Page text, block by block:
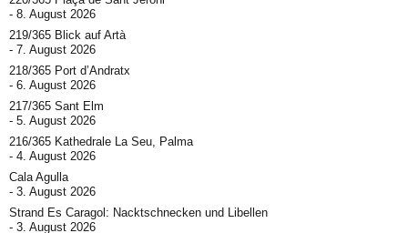
8. August 2026
219/365 Blick auf Artà
7. August 2026
218/365 Port d’Andratx
6. August 2026
217/365 Sant Elm
5. August 2026
216/365 Kathedrale La Seu, Palma
4. August 2026
Cala Agulla
3. August 2026
Strand Es Caragol: Nacktschnecken und Libellen
3. August 2026